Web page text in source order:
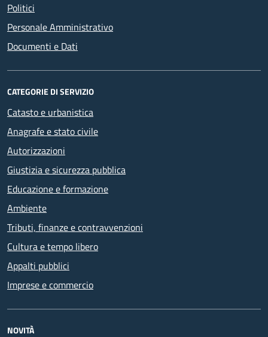
Politici
Personale Amministrativo
Documenti e Dati
CATEGORIE DI SERVIZIO
Catasto e urbanistica
Anagrafe e stato civile
Autorizzazioni
Giustizia e sicurezza pubblica
Educazione e formazione
Ambiente
Tributi, finanze e contravvenzioni
Cultura e tempo libero
Appalti pubblici
Imprese e commercio
NOVITÀ